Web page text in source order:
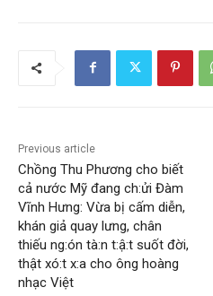
Previous article
Chồng Thu Phương cho biết
cả nước Mỹ đang ch:ửi Đàm
Vĩnh Hưng: Vừa bị cấm diễn,
khán giả quay lưng, chân
thiếu ng:ón tà:n t:ậ:t suốt đời,
thật xó:t x:a cho ông hoàng
nhạc Việt